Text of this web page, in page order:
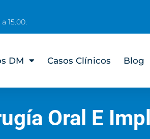
15.00.
DM Casos Clínicos Blog
Oral E